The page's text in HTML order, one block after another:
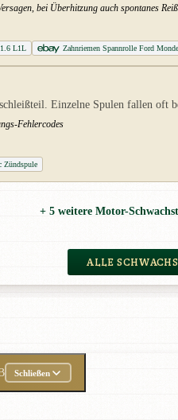
bei Überhitzung auch spontanes
1.6 L1L Zahnriemen Spannrolle Ford
Einzelne Spulen fallen oft
Fehlercodes
Zündspule
+ 5 weitere Motor-
ALLE
Schließen